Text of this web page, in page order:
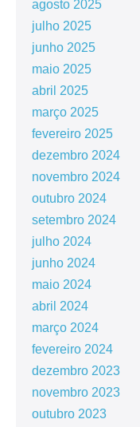
agosto 2025
julho 2025
junho 2025
maio 2025
abril 2025
março 2025
fevereiro 2025
dezembro 2024
novembro 2024
outubro 2024
setembro 2024
julho 2024
junho 2024
maio 2024
abril 2024
março 2024
fevereiro 2024
dezembro 2023
novembro 2023
outubro 2023